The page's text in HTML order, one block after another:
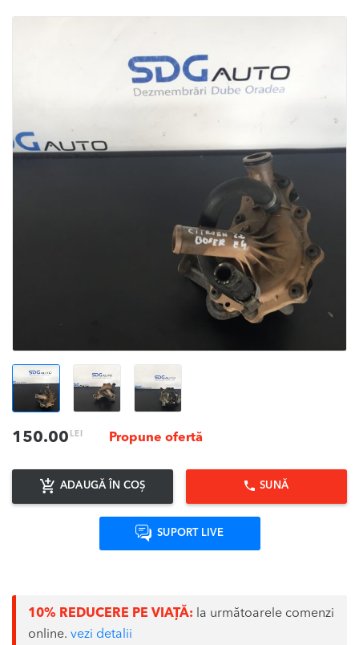
150.00 LEI Propune ofertă
ADAUGĂ ÎN COȘ SUNĂ
SUPORT LIVE
10% REDUCERE PE VIAȚĂ: la următoarele comenzi
online. vezi detalii